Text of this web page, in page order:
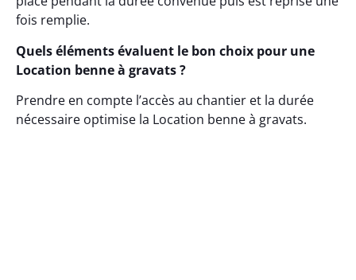
fois remplie.
Quels éléments évaluent le bon choix pour une
Location benne à gravats ?
Prendre en compte l’accès au chantier et la durée
nécessaire optimise la Location benne à gravats.